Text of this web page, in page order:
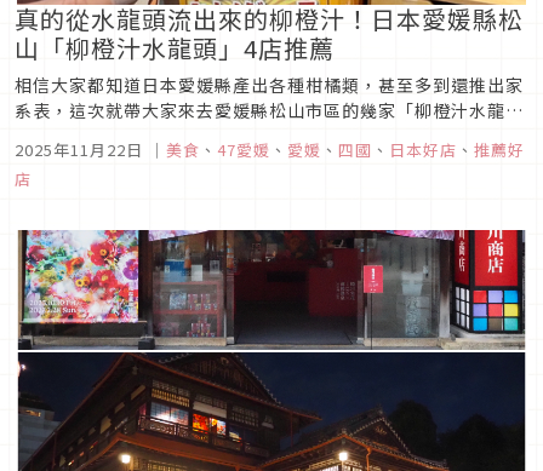
真的從水龍頭流出來的柳橙汁！日本愛媛縣松
山「柳橙汁水龍頭」4店推薦
相信大家都知道日本愛媛縣產出各種柑橘類，甚至多到還推出家
系表，這次就帶大家來去愛媛縣松山市區的幾家「柳橙汁水龍
非常有趣的體驗，如果有去四國愛媛縣的話，絕對不能這項錯過
從水龍頭流出柳橙汁的體驗！
2025年11月22日 ｜ 美食 、 47愛媛 、 愛媛 、 四國 、 日本好店 、 推薦好
店